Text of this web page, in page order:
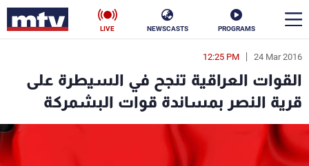
PROGRAMS
NEWSCASTS
LIVE
24 Mar 2016
12:25 PM
القوات العراقية تنجح في السيطرة على
قرية النصر بمساندة قوات البشمركة
en
الأخبار
سياسة ناس
إقتصاد